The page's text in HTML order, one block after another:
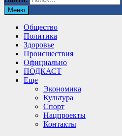
Меню
Общество
Политика
Здоровье
Происшествия
Официально
ПОДКАСТ
Еще
Экономика
Культура
Спорт
Нацпроекты
Контакты